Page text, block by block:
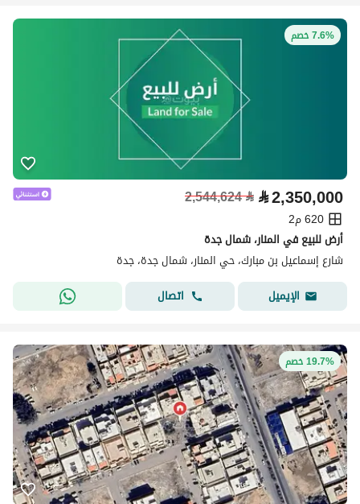
7.6% خصم
⃁2,350,000
⃁
2,544,624
620 م2
أرض للبيع في المنار، شمال جدة
شارع إسماعيل بن مبارك، حي المنار، شمال جدة، جدة
الإيميل
اتصال
19.7% خصم